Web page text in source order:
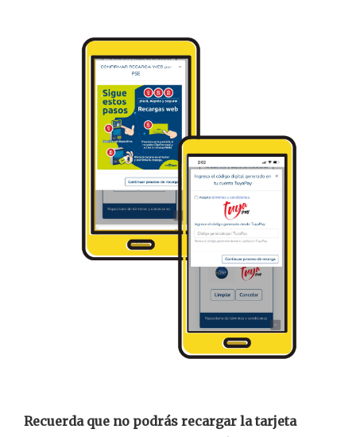
Recuerda que no podrás recargar la tarjeta